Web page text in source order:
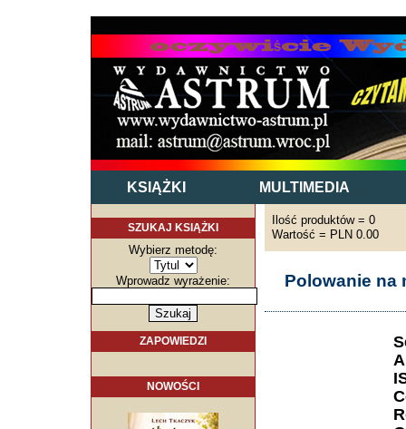
KSIĄŻKI MULTIMEDIA
SZUKAJ KSIĄŻKI
Wybierz metodę:
Wprowadz wyrażenie:
ZAPOWIEDZI
NOWOŚCI
Ilość produktów = 0
Wartość = PLN 0.00
Polowanie na